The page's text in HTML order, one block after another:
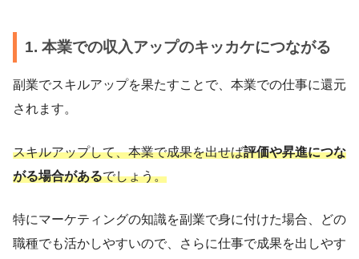
1. 本業での収入アップのキッカケにつながる
副業でスキルアップを果たすことで、本業での仕事に還元
されます。
スキルアップして、本業で成果を出せば評価や昇進につな
がる場合があるでしょう。
特にマーケティングの知識を副業で身に付けた場合、どの
職種でも活かしやすいので、さらに仕事で成果を出しやす